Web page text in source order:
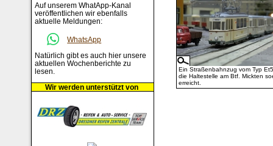
Ein Straßenbahnzug vom Typ
die Haltestelle am Btf. Mickten
erreicht.
Auf unserem WhatApp-Kanal
veröffentlichen wir ebenfalls
aktuelle Meldungen:
WhatsApp
Natürlich gibt es auch hier unsere
aktuellen Wochenberichte zu
lesen.
Wir werden unterstützt von